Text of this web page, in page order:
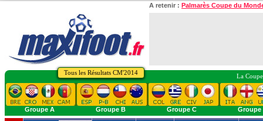
A retenir : Palmarès Coupe du
Tous les Résultats CM'2014 La
Groupe A Groupe B Groupe C Groupe